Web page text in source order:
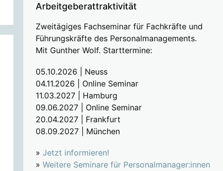
Arbeitgeberattraktivität
Zweitägiges Fachseminar für Fachkräfte und
Führungskräfte des Personalmanagements.
Mit Gunther Wolf. Starttermine:
05.10.2026 | Neuss
04.11.2026 | Online Seminar
11.03.2027 | Hamburg
09.06.2027 | Online Seminar
20.04.2027 | Frankfurt
08.09.2027 | München
» Jetzt informieren!
» Weitere Seminare für Personalmanager:innen